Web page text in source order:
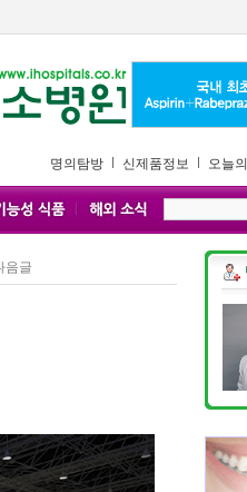
명의탐방 신제품정보 오늘
음글